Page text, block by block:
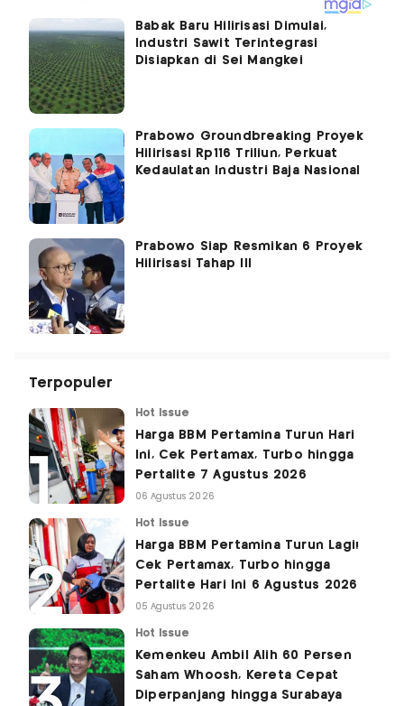
Babak Baru Hilirisasi Dimulai,
Industri Sawit Terintegrasi
Disiapkan di Sei Mangkei
Prabowo Groundbreaking Proyek
Hilirisasi Rp116 Triliun, Perkuat
Kedaulatan Industri Baja Nasional
Prabowo Siap Resmikan 6 Proyek
Hilirisasi Tahap III
Terpopuler
Hot Issue
Harga BBM Pertamina Turun Hari
Ini, Cek Pertamax, Turbo hingga
Pertalite 7 Agustus 2026
06 Agustus 2026
Hot Issue
Harga BBM Pertamina Turun Lagi!
Cek Pertamax, Turbo hingga
Pertalite Hari Ini 6 Agustus 2026
05 Agustus 2026
Hot Issue
Kemenkeu Ambil Alih 60 Persen
Saham Whoosh, Kereta Cepat
Diperpanjang hingga Surabaya